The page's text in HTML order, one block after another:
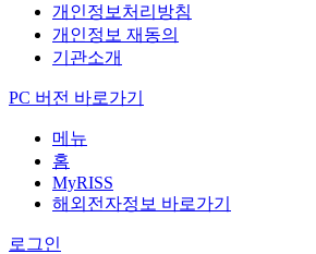
개인정보처리방침
개인정보 재동의
기관소개
PC 버전 바로가기
메뉴
홈
MyRISS
해외전자정보 바로가기
로그인